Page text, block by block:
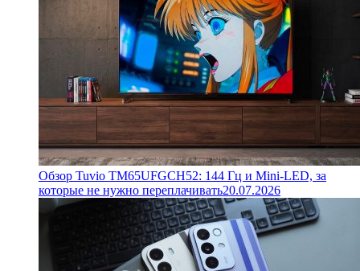
Обзор Tuvio TM65UFGCH52: 144 Гц и Mini-LED, за
которые не нужно переплачивать20.07.2026